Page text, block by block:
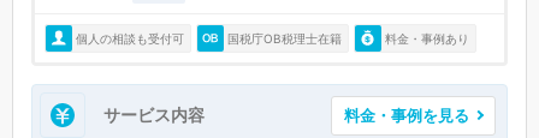
個人の相談も受付可 国税庁OB税理士在籍 料金・事例あり
サービス内容 料金・事例を見る